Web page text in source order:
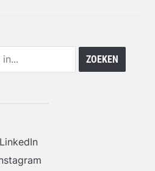
LinkedIn